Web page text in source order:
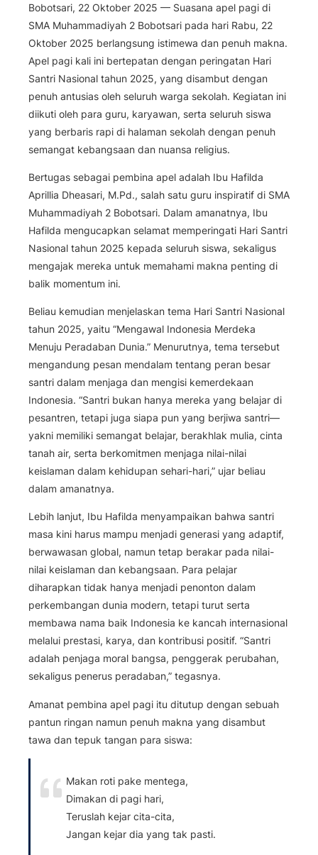
Bobotsari, 22 Oktober 2025 — Suasana apel pagi di
SMA Muhammadiyah 2 Bobotsari pada hari Rabu, 22
Oktober 2025 berlangsung istimewa dan penuh makna.
Apel pagi kali ini bertepatan dengan peringatan Hari
Santri Nasional tahun 2025, yang disambut dengan
penuh antusias oleh seluruh warga sekolah. Kegiatan ini
diikuti oleh para guru, karyawan, serta seluruh siswa
yang berbaris rapi di halaman sekolah dengan penuh
semangat kebangsaan dan nuansa religius.
Bertugas sebagai pembina apel adalah Ibu Hafilda
Aprillia Dheasari, M.Pd., salah satu guru inspiratif di SMA
Muhammadiyah 2 Bobotsari. Dalam amanatnya, Ibu
Hafilda mengucapkan selamat memperingati Hari Santri
Nasional tahun 2025 kepada seluruh siswa, sekaligus
mengajak mereka untuk memahami makna penting di
balik momentum ini.
Beliau kemudian menjelaskan tema Hari Santri Nasional
tahun 2025, yaitu “Mengawal Indonesia Merdeka
Menuju Peradaban Dunia.” Menurutnya, tema tersebut
mengandung pesan mendalam tentang peran besar
santri dalam menjaga dan mengisi kemerdekaan
Indonesia. “Santri bukan hanya mereka yang belajar di
pesantren, tetapi juga siapa pun yang berjiwa santri—
yakni memiliki semangat belajar, berakhlak mulia, cinta
tanah air, serta berkomitmen menjaga nilai-nilai
keislaman dalam kehidupan sehari-hari,” ujar beliau
dalam amanatnya.
Lebih lanjut, Ibu Hafilda menyampaikan bahwa santri
masa kini harus mampu menjadi generasi yang adaptif,
berwawasan global, namun tetap berakar pada nilai-
nilai keislaman dan kebangsaan. Para pelajar
diharapkan tidak hanya menjadi penonton dalam
perkembangan dunia modern, tetapi turut serta
membawa nama baik Indonesia ke kancah internasional
melalui prestasi, karya, dan kontribusi positif. “Santri
adalah penjaga moral bangsa, penggerak perubahan,
sekaligus penerus peradaban,” tegasnya.
Amanat pembina apel pagi itu ditutup dengan sebuah
pantun ringan namun penuh makna yang disambut
tawa dan tepuk tangan para siswa:
Makan roti pake mentega,
Dimakan di pagi hari,
Teruslah kejar cita-cita,
Jangan kejar dia yang tak pasti.